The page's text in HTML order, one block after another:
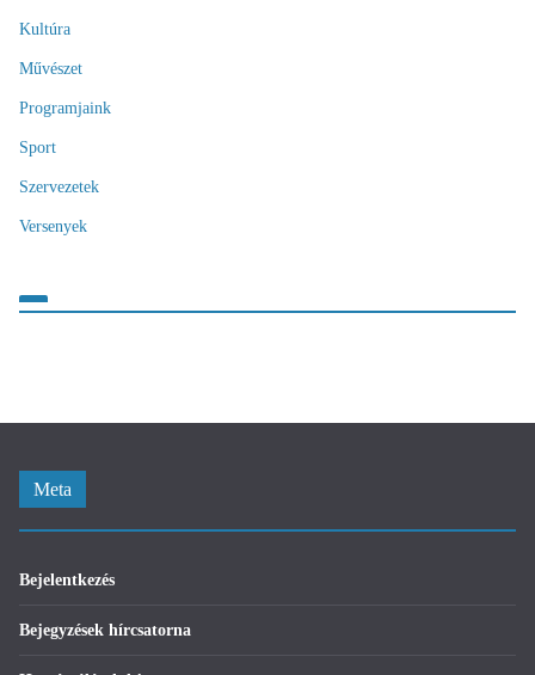
Kultúra
Művészet
Programjaink
Sport
Szervezetek
Versenyek
Meta
Bejelentkezés
Bejegyzések hírcsatorna